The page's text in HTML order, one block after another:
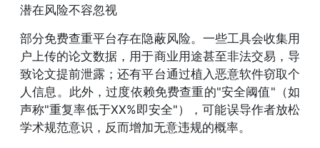
潜在风险不容忽视
部分免费查重平台存在隐蔽风险。一些工具会收集用
户上传的论文数据，用于商业用途甚至非法交易，导
致论文提前泄露；还有平台通过植入恶意软件窃取个
人信息。此外，过度依赖免费查重的"安全阈值"（如
声称"重复率低于XX%即安全"），可能误导作者放松
学术规范意识，反而增加无意违规的概率。